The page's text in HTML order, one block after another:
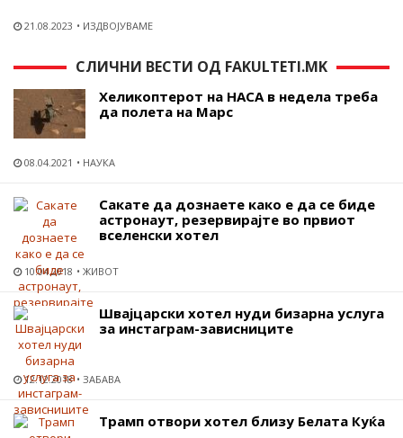
21.08.2023 ИЗДВОЈУВАМЕ
СЛИЧНИ ВЕСТИ ОД FAKULTETI.MK
Хеликоптерот на НАСА в недела треба
да полета на Марс
08.04.2021 НАУКА
Сакате да дознаете како е да се биде
астронаут, резервирајте во првиот
вселенски хотел
10.04.2018 ЖИВОТ
Швајцарски хотел нуди бизарна услуга
за инстаграм-зависниците
12.12.2018 ЗАБАВА
Трамп отвори хотел близу Белата Куќа